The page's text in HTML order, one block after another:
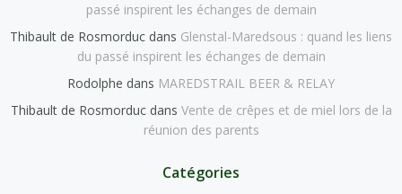
passé inspirent les échanges de demain
Thibault de Rosmorduc dans Glenstal-Maredsous : quand les liens
du passé inspirent les échanges de demain
Rodolphe dans MAREDSTRAIL BEER & RELAY
Thibault de Rosmorducdans Vente de crêpes et de miel lors de la
réunion des parents
Catégories